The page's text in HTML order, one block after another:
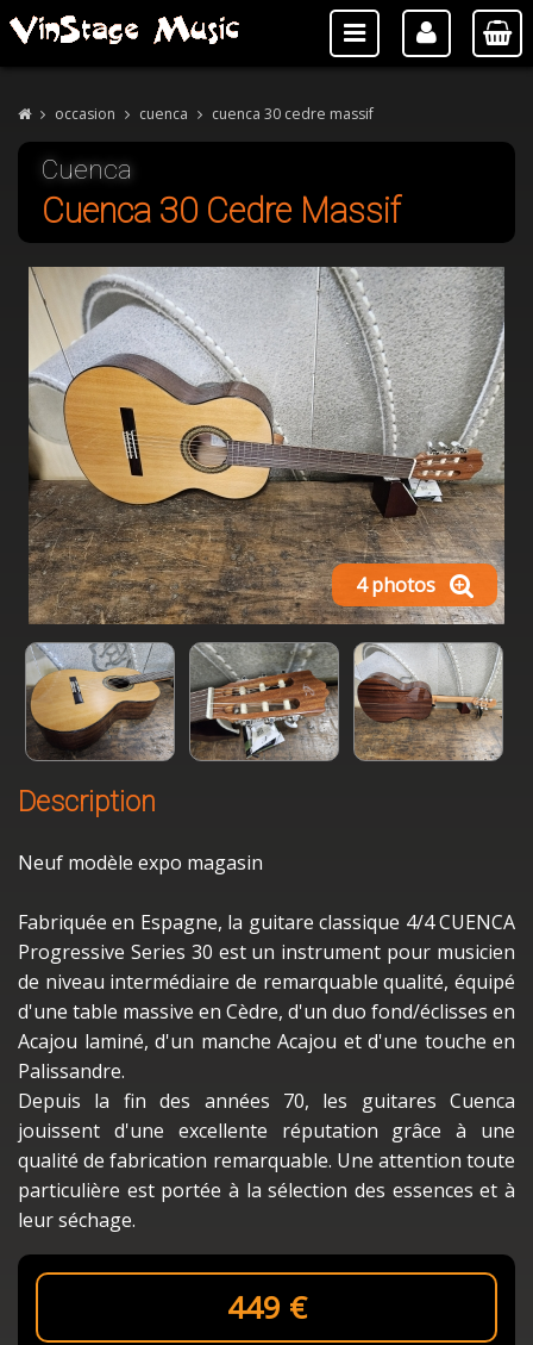
occasion cuenca cuenca 30 cedre massif
Cuenca
Cuenca 30 Cedre Massif
4 photos
Description
Neuf modèle expo magasin
Fabriquée en Espagne, la guitare classique 4/4 CUENCA
Progressive Series 30 est un instrument pour musicien
de niveau intermédiaire de remarquable qualité, équipé
d'une table massive en Cèdre, d'un duo fond/éclisses en
Acajou laminé, d'un manche Acajou et d'une touche en
Palissandre.
Depuis la fin des années 70, les guitares Cuenca
jouissent d'une excellente réputation grâce à une
qualité de fabrication remarquable. Une attention toute
particulière est portée à la sélection des essences et à
leur séchage.
449 €